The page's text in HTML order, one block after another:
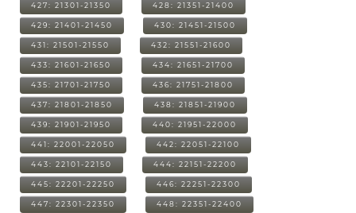
427: 21301-21350 428: 21351-21400
429: 21401-21450 430: 21451-21500
431: 21501-21550 432: 21551-21600
433: 21601-21650 434: 21651-21700
435: 21701-21750 436: 21751-21800
437: 21801-21850 438: 21851-21900
439: 21901-21950 440: 21951-22000
441: 22001-22050 442: 22051-22100
443: 22101-22150 444: 22151-22200
445: 22201-22250 446: 22251-22300
447: 22301-22350 448: 22351-22400